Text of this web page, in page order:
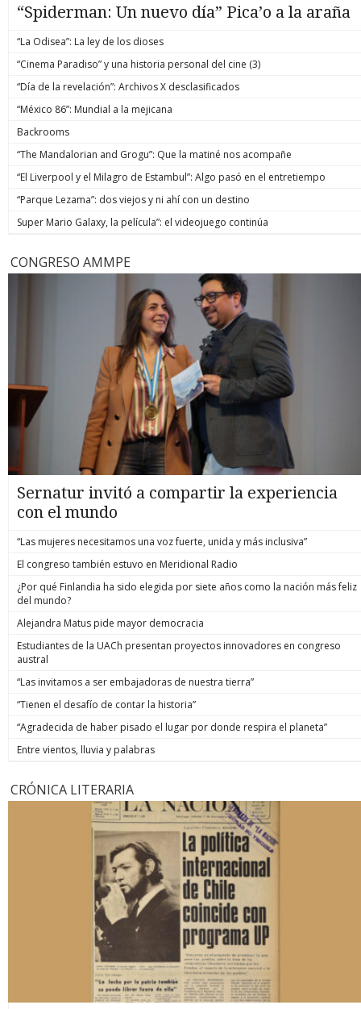
“Spiderman: Un nuevo día” Pica’o a la araña
“La Odisea”: La ley de los dioses
“Cinema Paradiso” y una historia personal del cine (3)
“Día de la revelación”: Archivos X desclasificados
“México 86”: Mundial a la mejicana
Backrooms
“The Mandalorian and Grogu”: Que la matiné nos acompañe
“El Liverpool y el Milagro de Estambul”: Algo pasó en el entretiempo
“Parque Lezama”: dos viejos y ni ahí con un destino
Super Mario Galaxy, la película”: el videojuego continúa
CONGRESO AMMPE
Sernatur invitó a compartir la experiencia
con el mundo
“Las mujeres necesitamos una voz fuerte, unida y más inclusiva”
El congreso también estuvo en Meridional Radio
¿Por qué Finlandia ha sido elegida por siete años como la nación más feliz
del mundo?
Alejandra Matus pide mayor democracia
Estudiantes de la UACh presentan proyectos innovadores en congreso
austral
“Las invitamos a ser embajadoras de nuestra tierra”
“Tienen el desafío de contar la historia”
“Agradecida de haber pisado el lugar por donde respira el planeta”
Entre vientos, lluvia y palabras
CRÓNICA LITERARIA